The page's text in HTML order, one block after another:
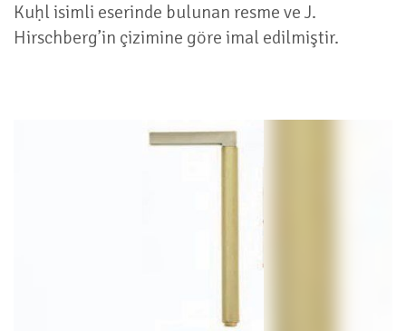
Kuḥl isimli eserinde bulunan resme ve J.
Hirschberg’in çizimine göre imal edilmiştir.